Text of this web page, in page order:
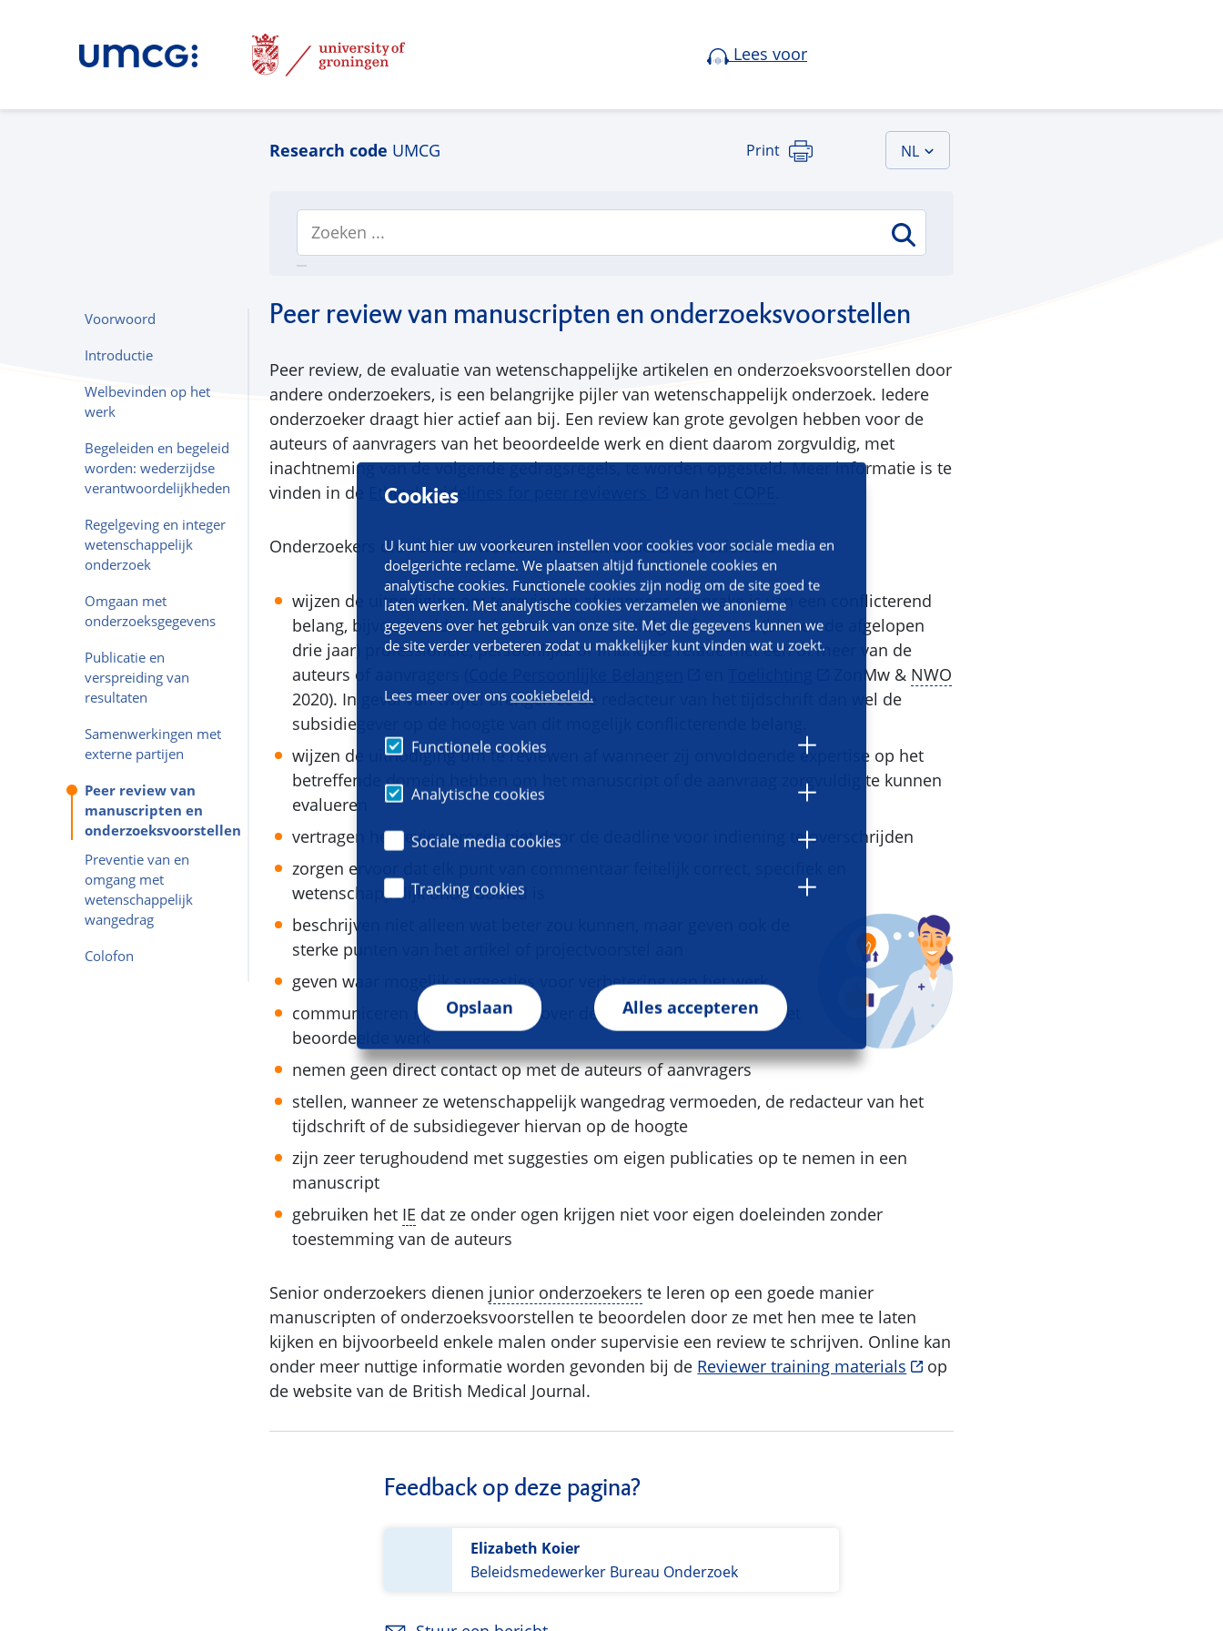
Cookies
U kunt hier uw voorkeuren instellen voor cookies voor sociale media en
doelgerichte reclame. We plaatsen altijd functionele cookies en
analytische cookies. Functionele cookies zijn nodig om de site goed te
laten werken. Met analytische cookies verzamelen we anonieme
gegevens over het gebruik van onze site. Met die gegevens kunnen we
de site verder verbeteren zodat u makkelijker kunt vinden wat u zoekt.
Lees meer over ons cookiebeleid.
Functionele cookies
Analytische cookies
Sociale media cookies
Tracking cookies
Opslaan Alles accepteren
Lees voor
Research code UMCG Print NL
Voorwoord
Introductie
Welbevinden op het
werk
Begeleiden en begeleid
worden: wederzijdse
verantwoordelijkheden
Regelgeving en integer
wetenschappelijk
onderzoek
Omgaan met
onderzoeksgegevens
Publicatie en
verspreiding van
resultaten
Samenwerkingen met
externe partijen
Peer review van
manuscripten en
onderzoeksvoorstellen
Preventie van en
omgang met
wetenschappelijk
wangedrag
Colofon
Peer review van manuscripten en onderzoeksvoorstellen
Peer review, de evaluatie van wetenschappelijke artikelen en onderzoeksvoorstellen door
andere onderzoekers, is een belangrijke pijler van wetenschappelijk onderzoek. Iedere
onderzoeker draagt hier actief aan bij. Een review kan grote gevolgen hebben voor de
auteurs of aanvragers van het beoordeelde werk en dient daarom zorgvuldig, met
inachtneming van de volgende gedragsregels, te worden opgesteld. Meer informatie is te
vinden in de
Ethical guidelines for peer reviewers
Onderzoekers die verzocht worden werk van anderen te reviewen:
wijzen de uitnodiging om te reviewen af wanneer er sprake is van een conflicterend
belang, bijvoorbeeld voortkomend uit een huidige of recente (binnen de afgelopen
drie jaar) professionele, persoonlijke of financiële relatie met één of meer van de
auteurs of aanvragers (
ZonMw & NWO
2020). In geval van twijfel brengen ze de redacteur van het tijdschrift dan wel de
subsidiegever op de hoogte van dit mogelijk conflicterende belang.
wijzen de uitnodiging om te reviewen af wanneer zij onvoldoende expertise op het
betreffende domein hebben om het manuscript of de aanvraag zorgvuldig te kunnen
evalueren
vertragen het reviewproces niet door de deadline voor indiening te overschrijden
zorgen ervoor dat elk punt van commentaar feitelijk correct, specifiek en
wetenschappelijk onderbouwd is
beschrijven niet alleen wat beter zou kunnen, maar geven ook de
sterke punten van het artikel of projectvoorstel aan
geven waar mogelijk suggesties voor verbetering van het werk
communiceren niet met derden over de auteurs of inhoud van het
beoordeelde werk
nemen geen direct contact op met de auteurs of aanvragers
stellen, wanneer ze wetenschappelijk wangedrag vermoeden, de redacteur van het
tijdschrift of de subsidiegever hiervan op de hoogte
zijn zeer terughoudend met suggesties om eigen publicaties op te nemen in een
manuscript
gebruiken het IE dat ze onder ogen krijgen niet voor eigen doeleinden zonder
toestemming van de auteurs
Senior onderzoekers dienen junior onderzoekers te leren op een goede manier
manuscripten of onderzoeksvoorstellen te beoordelen door ze met hen mee te laten
kijken en bijvoorbeeld enkele malen onder supervisie een review te schrijven. Online kan
onder meer nuttige informatie worden gevonden bij de Reviewer training materials
op
de website van de British Medical Journal.
Feedback op deze pagina?
Elizabeth Koier
Beleidsmedewerker Bureau Onderzoek